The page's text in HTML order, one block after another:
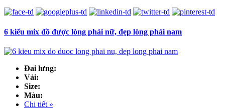
6 kiểu mix đồ được lòng phái nữ, đẹp lòng phái nam
Đai lưng:
Vải:
Size:
Màu:
Chi tiết »